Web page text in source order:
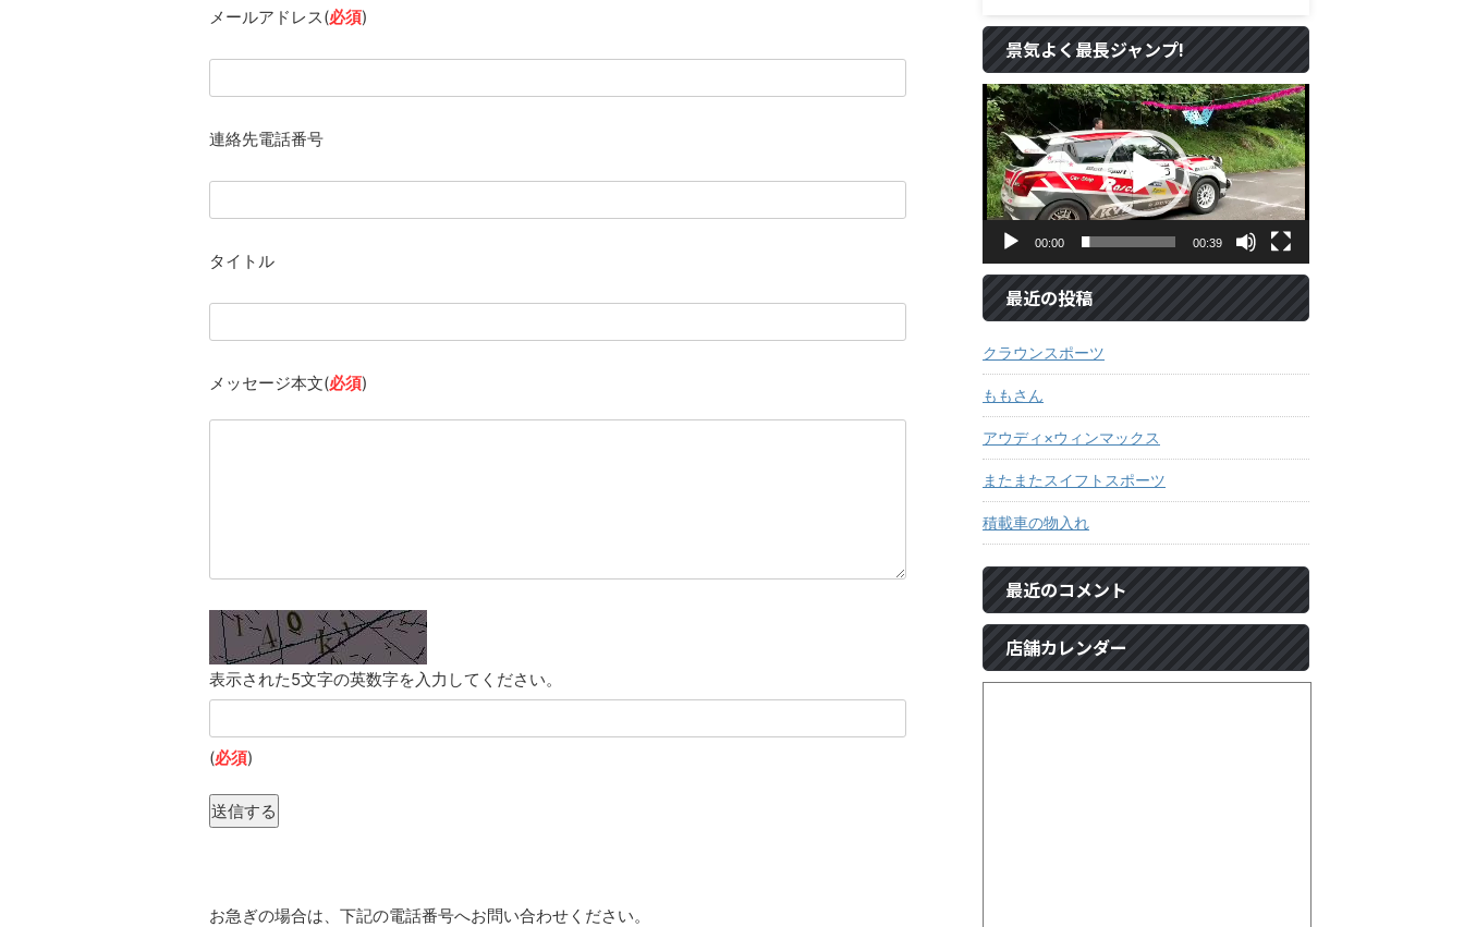
メールアドレス(必須)
連絡先電話番号
タイトル
メッセージ本文(必須)
表示された5文字の英数字を入力してください。
(必須)
送信する
お急ぎの場合は、下記の電話番号へお問い合わせください。
景気よく最長ジャンプ!
動
画
プ
レ
ー
ヤ
00:00 00:39
最近の投稿
クラウンスポーツ
ももさん
アウディ×ウィンマックス
またまたスイフトスポーツ
積載車の物入れ
最近のコメント
店舗カレンダー